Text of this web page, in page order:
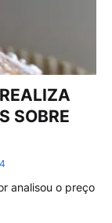
SOBRE
analisou o preço